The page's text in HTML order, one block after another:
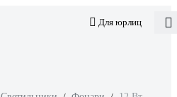
Для юрлиц